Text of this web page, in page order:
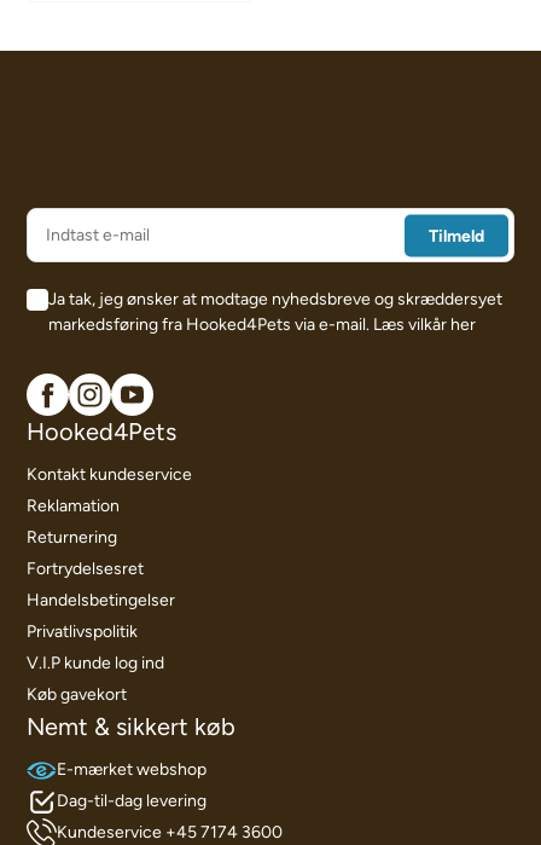
Ja tak, jeg ønsker at modtage nyhedsbreve og skræddersyet
markedsføring fra Hooked4Pets via e-mail. Læs vilkår her
Hooked4Pets
Kontakt kundeservice
Reklamation
Returnering
Fortrydelsesret
Handelsbetingelser
Privatlivspolitik
V.I.P kunde log ind
Køb gavekort
Nemt & sikkert køb
E-mærket webshop
Dag-til-dag levering
Kundeservice +45 7174 3600